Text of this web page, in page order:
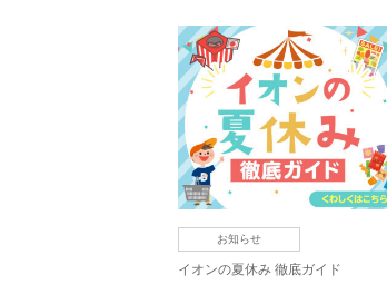
お知らせ
イオンの夏休み 徹底ガイド